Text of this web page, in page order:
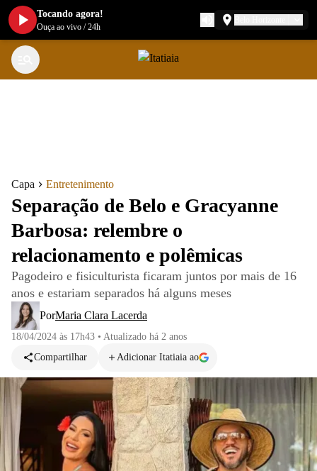
Capa Entretenimento
Separação de Belo e Gracyanne
Barbosa: relembre o
relacionamento e polêmicas
Pagodeiro e fisiculturista ficaram juntos por mais de 16
anos e estariam separados há alguns meses
PorMaria Clara Lacerda
18/04/2024 às 17h43 • Atualizado há 2 anos
Compartilhar
Adicionar Itatiaia ao
Tocando agora!
Ouça ao vivo /24h